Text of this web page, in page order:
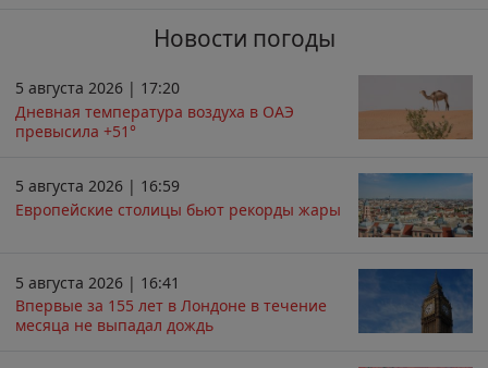
Новости погоды
5 августа 2026 | 17:20
Дневная температура воздуха в ОАЭ
превысила +51°
5 августа 2026 | 16:59
Европейские столицы бьют рекорды жары
5 августа 2026 | 16:41
Впервые за 155 лет в Лондоне в течение
месяца не выпадал дождь